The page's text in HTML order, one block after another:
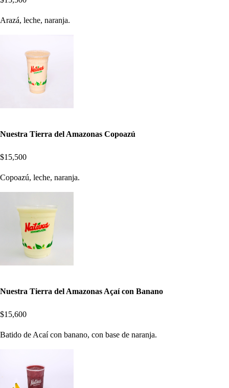
Arazá, leche, naranja.
Nuestra Tierra del Amazonas Copoazú
$15,500
Copoazú, leche, naranja.
Nuestra Tierra del Amazonas Açaí con Banano
$15,600
Batido de Acaí con banano, con base de naranja.